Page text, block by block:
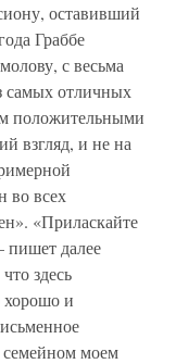
оставивший
Граббе
с весьма
самых отличных
положительными
взгляд, и не на
во всех
«Приласкайте
пишет далее
здесь
хорошо и
семейном моем